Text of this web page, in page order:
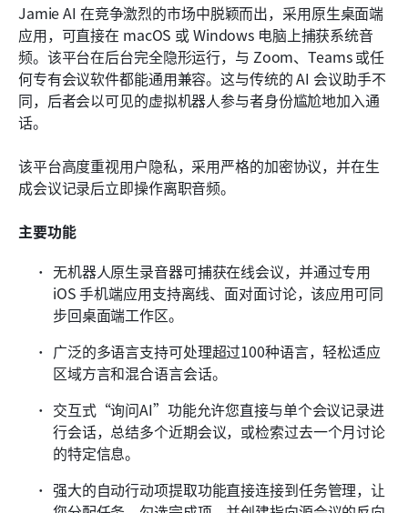
Jamie AI 在竞争激烈的市场中脱颖而出，采用原生桌面端
应用，可直接在 macOS 或 Windows 电脑上捕获系统音
频。该平台在后台完全隐形运行，与 Zoom、Teams 或任
何专有会议软件都能通用兼容。这与传统的 AI 会议助手不
同，后者会以可见的虚拟机器人参与者身份尴尬地加入通
话。
该平台高度重视用户隐私，采用严格的加密协议，并在生
成会议记录后立即操作离职音频。
主要功能
无机器人原生录音器可捕获在线会议，并通过专用
iOS 手机端应用支持离线、面对面讨论，该应用可同
步回桌面端工作区。
广泛的多语言支持可处理超过100种语言，轻松适应
区域方言和混合语言会话。
交互式“询问AI”功能允许您直接与单个会议记录进
行会话，总结多个近期会议，或检索过去一个月讨论
的特定信息。
强大的自动行动项提取功能直接连接到任务管理，让